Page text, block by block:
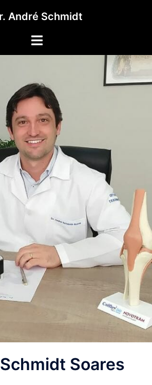
André Schmidt
Toggle
Soares